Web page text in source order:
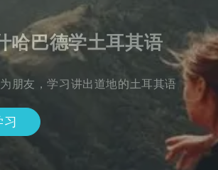
哈巴德学土耳其语
朋友，学习讲出道地的土耳其语
习